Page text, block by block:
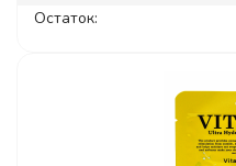
Остаток: